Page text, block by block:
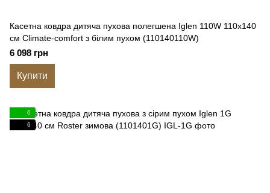
Касетна ковдра дитяча пухова полегшена Iglen 110W 110x140
см Climate-comfort з білим пухом (110140110W)
6 098 грн
Купити
6
6